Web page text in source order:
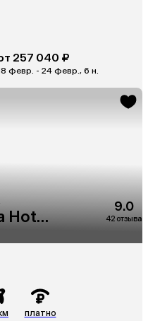
257 040 ₽
февр. - 24 февр., 6 н.
Hotel
9.0
42 отзыва
платно